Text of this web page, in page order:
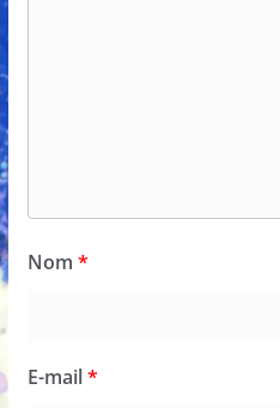
Nom *
E-mail*